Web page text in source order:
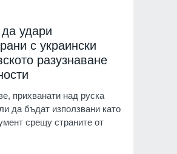
удари
с украински
разузнаване
прихванати над руска
да бъдат използвани като
срещу страните от